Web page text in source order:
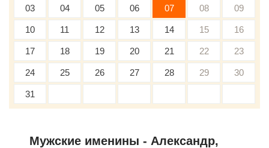
03 04 05 06 07 08 09
10 11 12 13 14 15 16
17 18 19 20 21 22 23
24 25 26 27 28 29 30
31
Мужские именины - Александр,